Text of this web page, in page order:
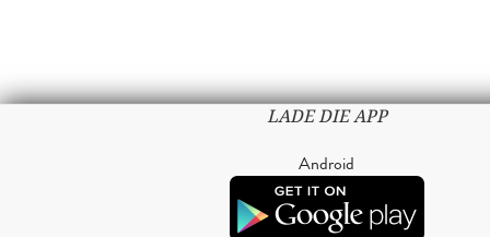
LADE DIE APP
Android